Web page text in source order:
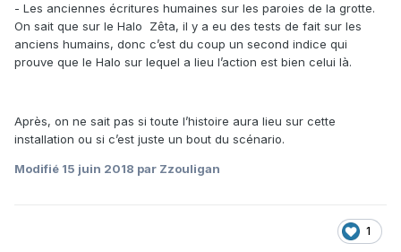
- Les anciennes écritures humaines sur les paroies de la grotte.
On sait que sur le Halo Zêta, il y a eu des tests de fait sur les
anciens humains, donc c’est du coup un second indice qui
prouve que le Halo sur lequel a lieu l’action est bien celui là.
Après, on ne sait pas si toute l’histoire aura lieu sur cette
installation ou si c’est juste un bout du scénario.
Modifié 15 juin 2018 par Zzouligan
1